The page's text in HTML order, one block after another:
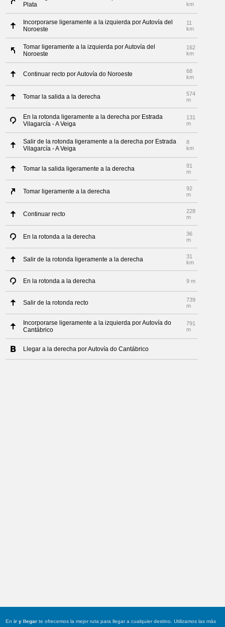
Plata
km
Incorporarse ligeramente a la izquierda por Autovía del
Noroeste
11
km
Tomar ligeramente a la izquierda por Autovía del
Noroeste
162
km
Continuar recto por Autovía do Noroeste
68
km
Tomar la salida a la derecha
574
m
En la rotonda ligeramente a la derecha por Estrada
Vilagarcía - A Veiga
131
m
Salir de la rotonda ligeramente a la derecha por Estrada
Vilagarcía - A Veiga
8
km
Tomar la salida ligeramente a la derecha
91
m
Tomar ligeramente a la derecha
92
m
Continuar recto
228
m
En la rotonda a la derecha
36
m
Salir de la rotonda ligeramente a la derecha
31
km
En la rotonda a la derecha 9 m
Salir de la rotonda recto
739
m
Incorporarse ligeramente a la izquierda por Autovía do
Cantábrico
791
m
Llegar a la derecha por Autovía do Cantábrico
Enir y llegar te ofrecemos la mejor ruta para llegar a cualquier destino. Utilizamos las más